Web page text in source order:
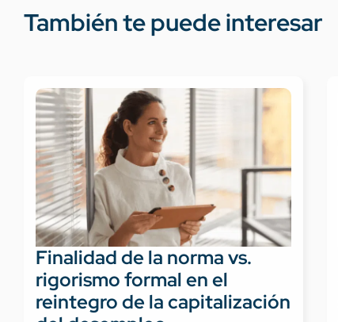
También te puede interesar
Finalidad de la norma vs.
rigorismo formal en el
reintegro de la capitalización